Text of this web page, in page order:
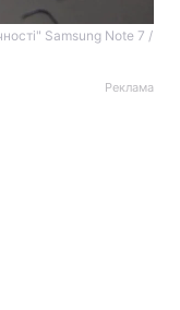
Samsung Note 7 /
Реклама